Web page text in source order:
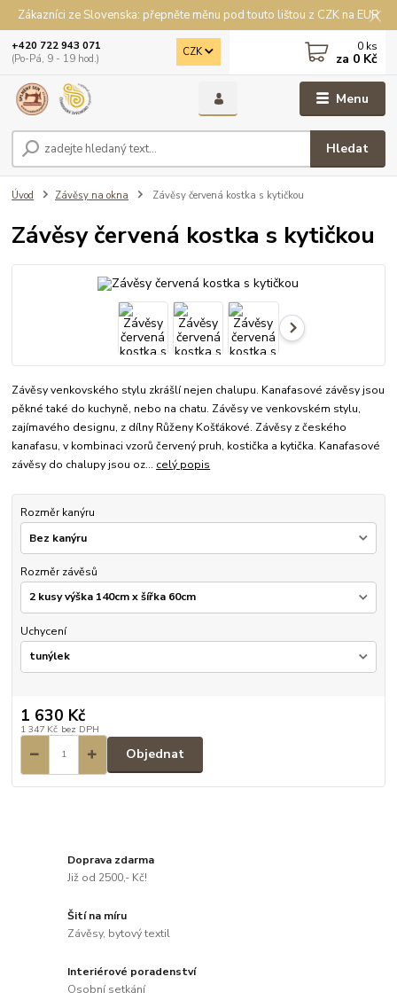
Zákazníci ze Slovenska: přepněte měnu pod touto lištou z CZK na EUR
Menu
CZK
Hledat
+420 722 943 071
(Po-Pá, 9 - 19 hod.)
0 ks
za 0 Kč
Úvod Závěsy na okna Závěsy červená kostka s kytičkou
Závěsy červená kostka s kytičkou
Závěsy venkovského stylu zkrášlí nejen chalupu. Kanafasové závěsy jsou
pěkné také do kuchyně, nebo na chatu. Závěsy ve venkovském stylu,
zajímavého designu, z dílny Růženy Košťákové. Závěsy z českého
kanafasu, v kombinaci vzorů červený pruh, kostička a kytička. Kanafasové
závěsy do chalupy jsou oz... celý popis
Rozměr kanýru
Rozměr závěsů
Uchycení
1 630 Kč
1 347 Kč bez DPH
Objednat
Doprava zdarma
Již od 2500,- Kč!
Šití na míru
Závěsy, bytový textil
Interiérové poradenství
Osobní setkání